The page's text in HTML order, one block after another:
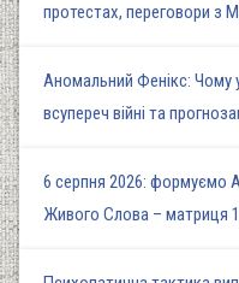
протестах, переговори з
Аномальний Фенікс: Чому
всупереч війні та
6 серпня 2026: формуємо
Живого Слова – матриця